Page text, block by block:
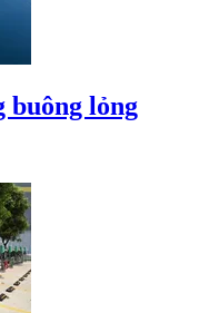
buông lỏng